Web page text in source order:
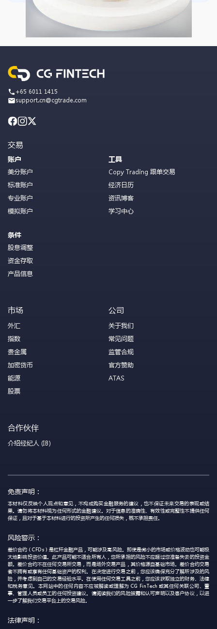
+65 6011 1415
support.cn@cgtrade.com
交易
账户
美分账户
标准账户
专业账户
模拟账户
条件
股息调整
资金存取
产品信息
工具
Copy Trading 跟单交易
经济日历
资讯博客
学习中心
市场
外汇
指数
贵金属
加密货币
能源
股票
公司
关于我们
常见问题
监管合规
官方赞助
ATAS
合作伙伴
介绍经纪人 (IB)
免责声明：
本材料仅反映个人观点和意见，不构成购买金融服务的建议，也不保证未来交易的表现或结
果。请勿将本材料视为任何形式的金融建议。对于信息的准确性、有效性或完整性不提供任何
保证，且对于基于本材料进行的投资所产生的任何损失，概不承担责任。
风险警示：
差价合约（CFDs）是杠杆金融产品，可能涉及高风险。即使是微小的市场或价格波动也可能极
大地影响投资价值。此产品可能不适合所有人，您所承担的风险不应超过您准备失去的投资金
额。差价合约不在任何交易所交易，而是场外交易产品，其价格源自基础市场。差价合约交易
者不拥有或享有任何基础资产的权利。在决定进行交易之前，您应该确保充分了解所涉及的风
险，并考虑到自己的交易经验水平。在使用任何交易工具之前，您应该获取独立的财务、法律
和税务意见。本网站中的任何内容不应被解读或理解为 CG FinTech 或其任何关联公司、董
事、管理人员或员工的任何投资建议。请阅读我们的风险披露和认可声明以及客户协议，以进
一步了解我们交易平台上的交易风险。
法律声明：